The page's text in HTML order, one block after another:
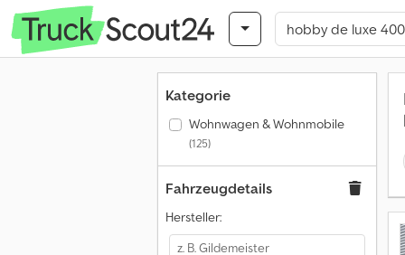
Kategorie
Wohnwagen & Wohnmobile
(125)
Fahrzeugdetails
Hersteller: